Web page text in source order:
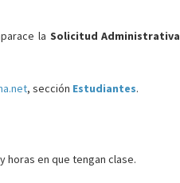
la Solicitud Administrativa
, sección Estudiantes.
horas en que tengan clase.